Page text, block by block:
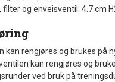
filter og enveisventil: 4.7 cm
kan rengjøres og brukes på
kan rengjøres og
ved bruk på